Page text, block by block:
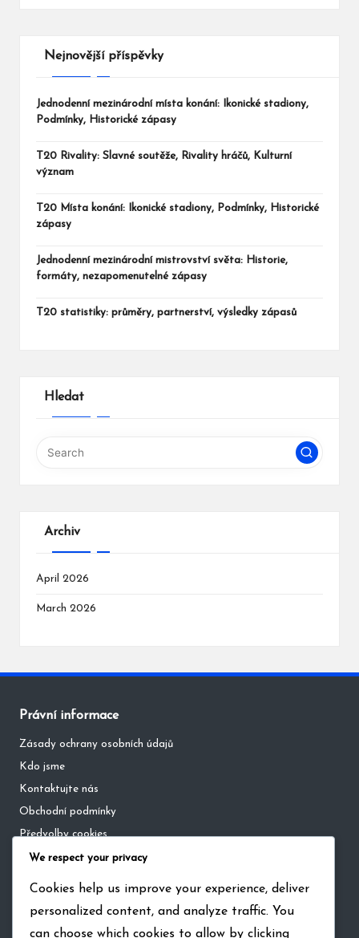
Nejnovější příspěvky
Jednodenní mezinárodní místa konání: Ikonické stadiony,
Podmínky, Historické zápasy
T20 Rivality: Slavné soutěže, Rivality hráčů, Kulturní
význam
T20 Místa konání: Ikonické stadiony, Podmínky, Historické
zápasy
Jednodenní mezinárodní mistrovství světa: Historie,
formáty, nezapomenutelné zápasy
T20 statistiky: průměry, partnerství, výsledky zápasů
Hledat
Archiv
April 2026
March 2026
Právní informace
Zásady ochrany osobních údajů
Kdo jsme
Kontaktujte nás
Obchodní podmínky
Předvolby cookies
Kategorie
Jednodenní mezinárodní zápasy
We respect your privacy
Cookies help us improve your experience, deliver
personalized content, and analyze traffic. You
can choose which cookies to allow by clicking